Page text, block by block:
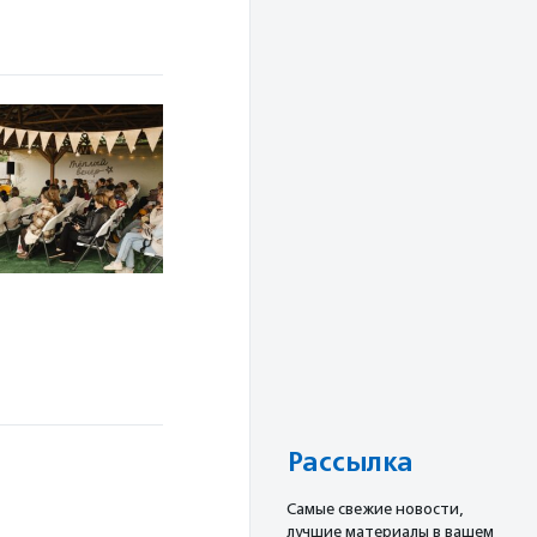
Рассылка
Cамые свежие новости,
лучшие материалы в вашем